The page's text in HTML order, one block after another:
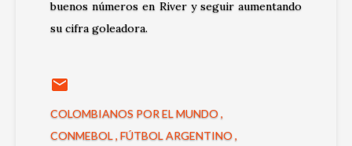
buenos números en River y seguir aumentando
su cifra goleadora.
COLOMBIANOS POR EL MUNDO
CONMEBOL FÚTBOL ARGENTINO